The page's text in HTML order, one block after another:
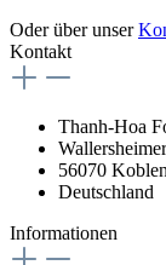
Oder über unser
Kontakt
Thanh-Hoa
56070
Deutschland
Informationen